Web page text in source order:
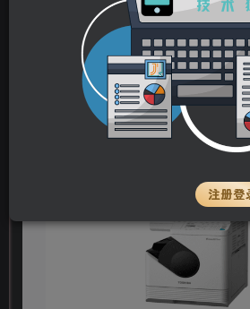
stalker
2年前更新
注册登